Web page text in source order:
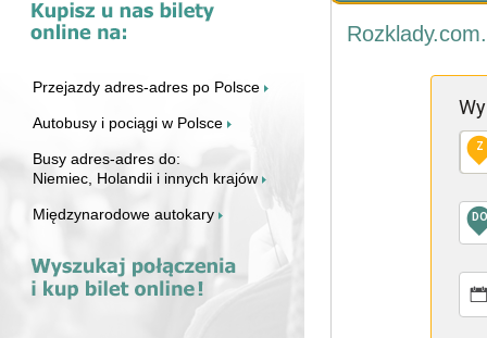
Przejazdy adres-adres po Polsce
Autobusy i pociągi w Polsce
Busy adres-adres do:
Niemiec, Holandii i innych krajów
Międzynarodowe autokary
Z
DO